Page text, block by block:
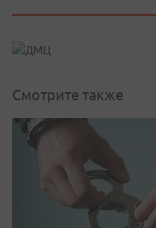
Смотрите также